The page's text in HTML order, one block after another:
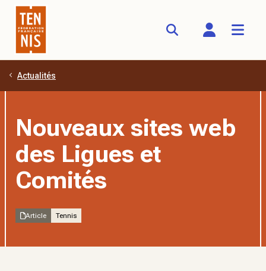
Aller au contenu principal
Actualités
Nouveaux sites web
des Ligues et
Comités
Article Tennis